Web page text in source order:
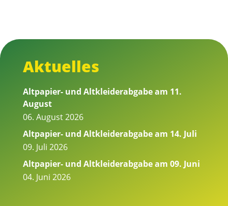
Aktuelles
Altpapier- und Altkleiderabgabe am 11.
August
06. August 2026
Altpapier- und Altkleiderabgabe am 14. Juli
09. Juli 2026
Altpapier- und Altkleiderabgabe am 09. Juni
04. Juni 2026